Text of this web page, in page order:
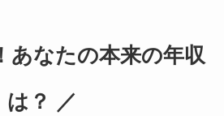
あなたの本来の年収
は？ ／